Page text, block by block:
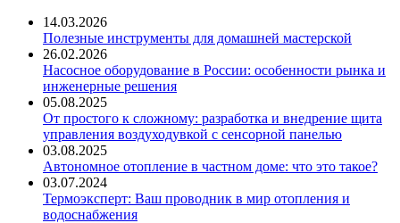
14.03.2026
Полезные инструменты для домашней мастерской
26.02.2026
Насосное оборудование в России: особенности рынка и
инженерные решения
05.08.2025
От простого к сложному: разработка и внедрение щита
управления воздуходувкой с сенсорной панелью
03.08.2025
Автономное отопление в частном доме: что это такое?
03.07.2024
Термоэксперт: Ваш проводник в мир отопления и
водоснабжения